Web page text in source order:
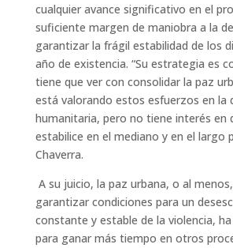
cualquier avance significativo en el
suficiente margen de maniobra a la
garantizar la frágil estabilidad de los
año de existencia. “Su estrategia es
tiene que ver con consolidar la paz
está valorando estos esfuerzos en la
humanitaria, pero no tiene interés en
estabilice en el mediano y en el largo
Chaverra.
A su juicio, la paz urbana, o al
garantizar condiciones para un
constante y estable de la violencia,
para ganar más tiempo en otros